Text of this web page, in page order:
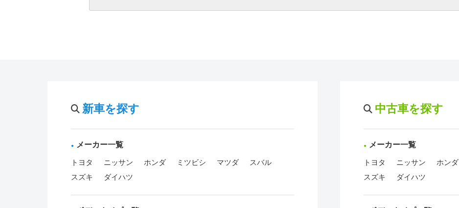
新車を探す
メーカー一覧
トヨタ ニッサン ホンダ ミツビシ マツダ
スバル
スズキ
ダイハツ
中古車を探す
メーカー一覧
トヨタ ニッサン ホンダ
スズキ
ダイハツ